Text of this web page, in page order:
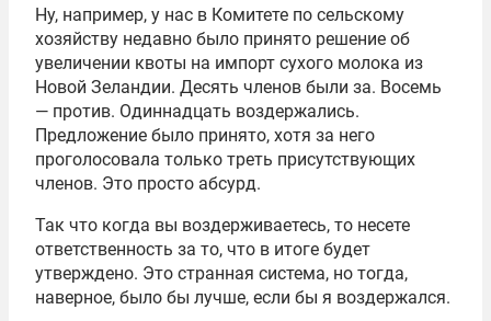
Ну, например, у нас в Комитете по сельскому
хозяйству недавно было принято решение об
увеличении квоты на импорт сухого молока из
Новой Зеландии. Десять членов были за. Восемь
— против. Одиннадцать воздержались.
Предложение было принято, хотя за него
проголосовала только треть присутствующих
членов. Это просто абсурд.
Так что когда вы воздерживаетесь, то несете
ответственность за то, что в итоге будет
утверждено. Это странная система, но тогда,
наверное, было бы лучше, если бы я воздержался.